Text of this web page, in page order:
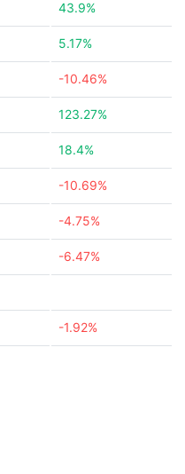
43.9%
5.17%
-10.46%
123.27%
18.4%
-10.69%
-4.75%
-6.47%
-1.92%